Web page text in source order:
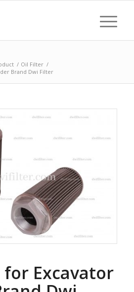
/ Oil Filter /
Brand Dwi Filter
Excavator